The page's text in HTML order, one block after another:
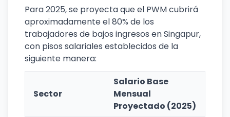
Para 2025, se proyecta que el PWM cubrirá
aproximadamente el 80% de los
trabajadores de bajos ingresos en Singapur,
con pisos salariales establecidos de la
siguiente manera:
Sector
Salario Base
Mensual
Proyectado (2025)